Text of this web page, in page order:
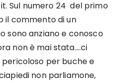
Sul numero 24 del primo
il commento di un
sono anziano e conosco
non è mai stata….ci
per buche e
non parliamone,